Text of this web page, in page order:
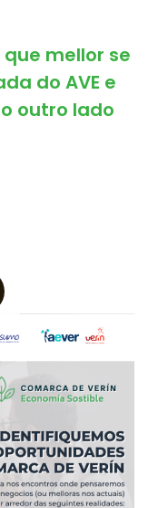
mellor se
do AVE e
outro lado